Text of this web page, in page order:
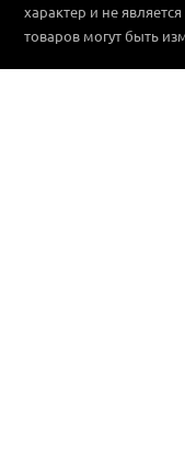
характер и не
товаров могут быть